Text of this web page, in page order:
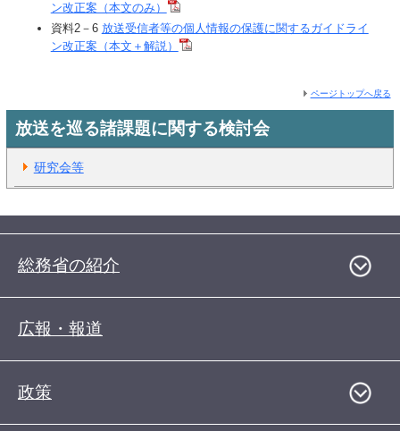
ン改正案（本文のみ）
資料2－6 放送受信者等の個人情報の保護に関するガイドライ
ン改正案（本文＋解説）
ページトップへ戻る
放送を巡る諸課題に関する検討会
研究会等
総務省の紹介
広報・報道
政策